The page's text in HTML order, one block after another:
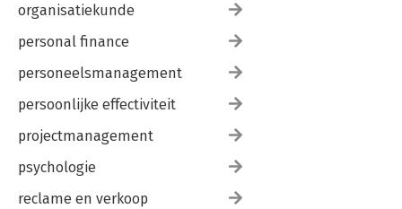
organisatiekunde
personal finance
personeelsmanagement
persoonlijke effectiviteit
projectmanagement
psychologie
reclame en verkoop